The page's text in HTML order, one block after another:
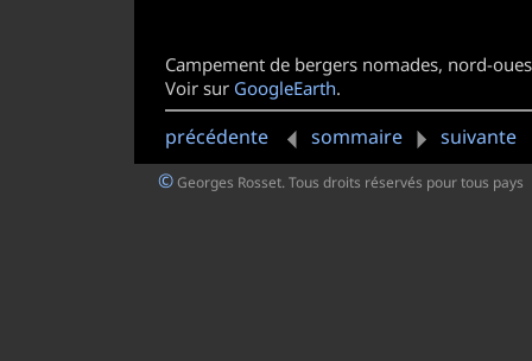
Campement de bergers nomades, nord-
Voir sur GoogleEarth.
précédente sommaire
suivante
©Georges Rosset. Tous droits réservés pour tous pays